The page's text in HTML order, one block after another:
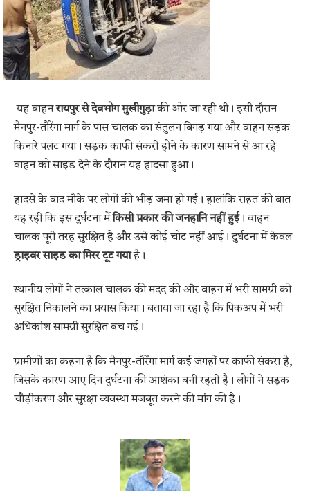
यह वाहनरायपुर से देवभोग मुखीगुड़ाकी ओर जा रही थी। इसी दौरान
मैनपुर-तौरेंगा मार्ग के पास चालक का संतुलन बिगड़ गया और वाहन सड़क
किनारे पलट गया। सड़क काफी संकरी होने के कारण सामने से आ रहे
वाहन को साइड देने के दौरान यह हादसा हुआ।
हादसे के बाद मौके पर लोगों की भीड़ जमा हो गई। हालांकि राहत की बात
यह रही कि इस दुर्घटना मेंकिसी प्रकार की जनहानि नहीं हुई। वाहन
चालक पूरी तरह सुरक्षित है और उसे कोई चोट नहीं आई। दुर्घटना में केवल
ड्राइवर साइड का मिरर टूट गयाहै।
स्थानीय लोगों ने तत्काल चालक की मदद की और वाहन में भरी सामग्री को
सुरक्षित निकालने का प्रयास किया। बताया जा रहा है कि पिकअप में भरी
अधिकांश सामग्री सुरक्षित बच गई।
ग्रामीणों का कहना है कि मैनपुर-तौरेंगा मार्ग कई जगहों पर काफी संकरा है,
जिसके कारण आए दिन दुर्घटना की आशंका बनी रहती है। लोगों ने सड़क
चौड़ीकरण और सुरक्षा व्यवस्था मजबूत करने की मांग की है।